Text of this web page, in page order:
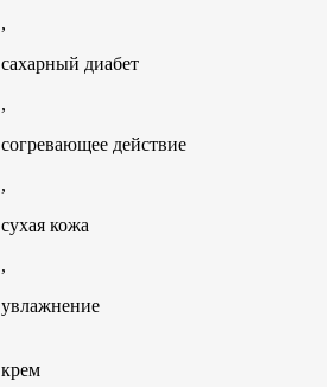
,
сахарный диабет
,
согревающее действие
,
сухая кожа
,
увлажнение
крем